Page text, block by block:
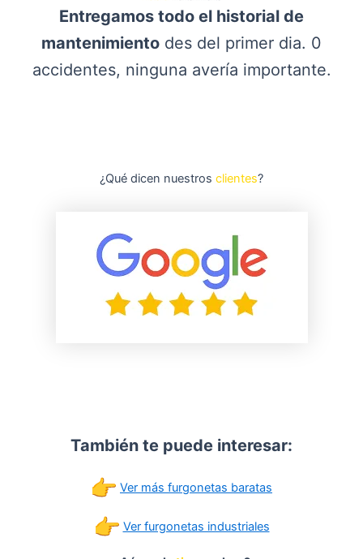
Entregamos todo el historial de
mantenimiento des del primer dia. 0
accidentes, ninguna avería importante.
¿Qué dicen nuestros clientes?
También te puede interesar:
Ver más furgonetas baratas
Ver furgonetas industriales